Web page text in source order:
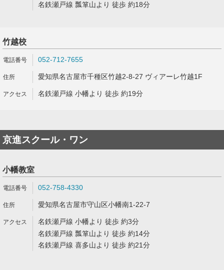
名鉄瀬戸線 瓢箪山より 徒歩 約18分
竹越校
052-712-7655
愛知県名古屋市千種区竹越2-8-27 ヴィアーレ竹越1F
名鉄瀬戸線 小幡より 徒歩 約19分
京進スクール・ワン
小幡教室
052-758-4330
愛知県名古屋市守山区小幡南1-22-7
名鉄瀬戸線 小幡より 徒歩 約3分
名鉄瀬戸線 瓢箪山より 徒歩 約14分
名鉄瀬戸線 喜多山より 徒歩 約21分